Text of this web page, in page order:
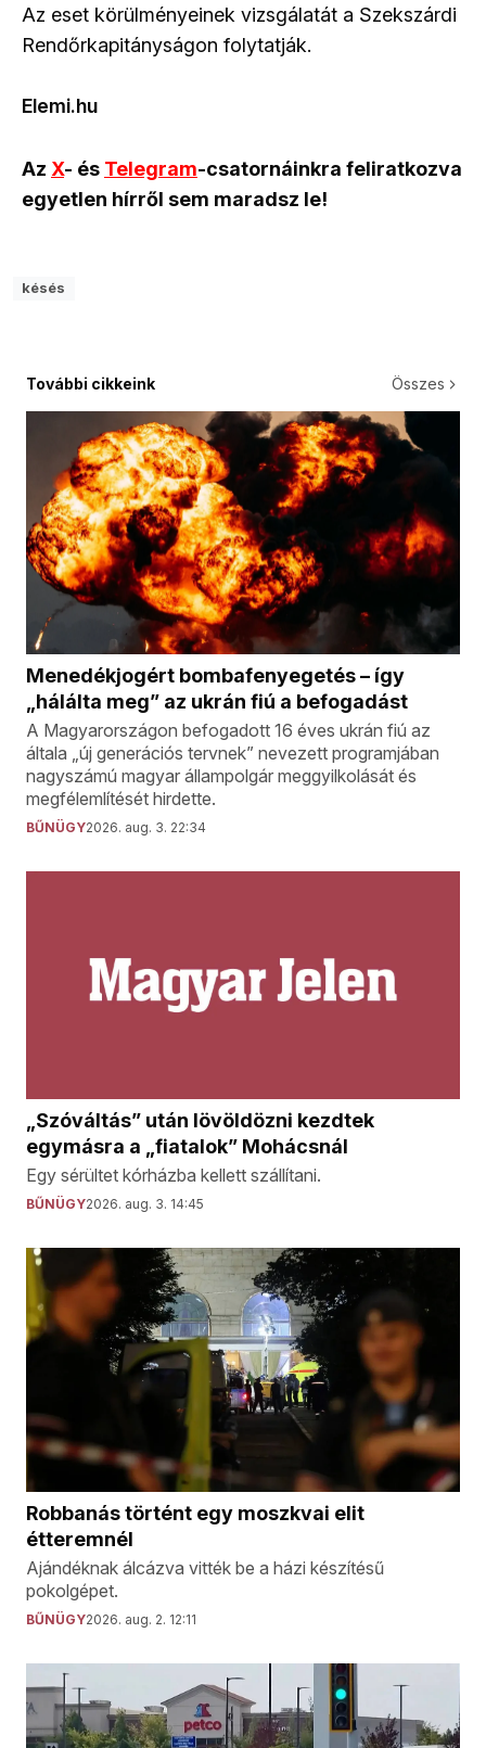
Az eset körülményeinek vizsgálatát a Szekszárdi
Rendőrkapitányságon folytatják.
Elemi.hu
Az X- és Telegram-csatornáinkra feliratkozva
egyetlen hírről sem maradsz le!
késés
További cikkeink Összes
Menedékjogért bombafenyegetés – így
„hálálta meg” az ukrán fiú a befogadást
A Magyarországon befogadott 16 éves ukrán fiú az
általa „új generációs tervnek” nevezett programjában
nagyszámú magyar állampolgár meggyilkolását és
megfélemlítését hirdette.
BŰNÜGY2026. aug. 3. 22:34
„Szóváltás” után lövöldözni kezdtek
egymásra a „fiatalok” Mohácsnál
Egy sérültet kórházba kellett szállítani.
BŰNÜGY2026. aug. 3. 14:45
Robbanás történt egy moszkvai elit
étteremnél
Ajándéknak álcázva vitték be a házi készítésű
pokolgépet.
BŰNÜGY2026. aug. 2. 12:11